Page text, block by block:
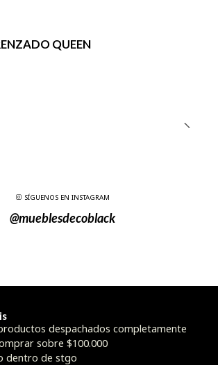
QUEEN
SÍGUENOS EN INSTAGRAM
@mueblesdecoblack
despachados completamente
sobre $100.000
dentro de stgo